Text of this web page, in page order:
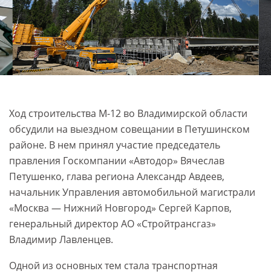
Ход строительства М-12 во Владимирской области
обсудили на выездном совещании в Петушинском
районе. В нем принял участие председатель
правления Госкомпании «Автодор» Вячеслав
Петушенко, глава региона Александр Авдеев,
начальник Управления автомобильной магистрали
«Москва ― Нижний Новгород» Сергей Карпов,
генеральный директор АО «Стройтрансгаз»
Владимир Лавленцев.
Одной из основных тем стала транспортная